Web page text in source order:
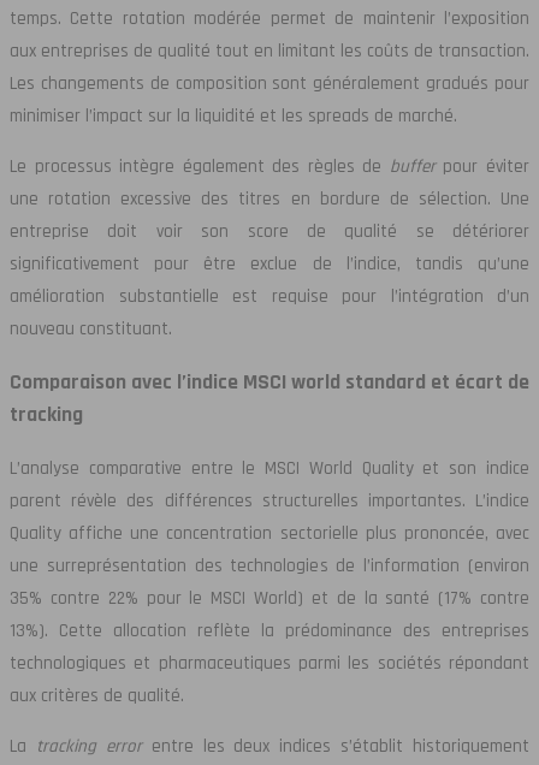
temps. Cette rotation modérée permet de maintenir l’exposition
aux entreprises de qualité tout en limitant les coûts de transaction.
Les changements de composition sont généralement gradués pour
minimiser l’impact sur la liquidité et les spreads de marché.
Le processus intègre également des règles de buffer pour éviter
une rotation excessive des titres en bordure de sélection. Une
entreprise doit voir son score de qualité se détériorer
significativement pour être exclue de l’indice, tandis qu’une
amélioration substantielle est requise pour l’intégration d’un
nouveau constituant.
Comparaison avec l’indice MSCI world standard et écart de
tracking
L’analyse comparative entre le MSCI World Quality et son indice
parent révèle des différences structurelles importantes. L’indice
Quality affiche une concentration sectorielle plus prononcée, avec
une surreprésentation des technologies de l’information (environ
35% contre 22% pour le MSCI World) et de la santé (17% contre
13%). Cette allocation reflète la prédominance des entreprises
technologiques et pharmaceutiques parmi les sociétés répondant
aux critères de qualité.
La tracking error entre les deux indices s’établit historiquement